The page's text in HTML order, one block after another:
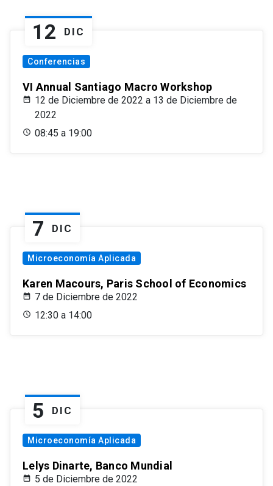
12 DIC
Conferencias
VI Annual Santiago Macro Workshop
12 de Diciembre de 2022 a 13 de Diciembre de
2022
08:45 a 19:00
7 DIC
Microeconomía Aplicada
Karen Macours, Paris School of Economics
7 de Diciembre de 2022
12:30 a 14:00
5 DIC
Microeconomía Aplicada
Lelys Dinarte, Banco Mundial
5 de Diciembre de 2022